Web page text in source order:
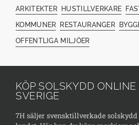
ARKITEKTER HUSTILLVERKARE
KOMMUNER RESTAURANGER
OFFENTLIGA MILJÖER
KÖP SOLSKYDD
SVERIGE
7H säljer svensktillverkade